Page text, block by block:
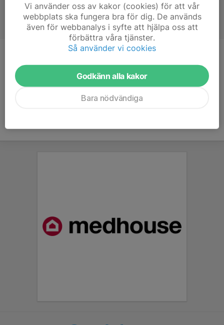
Ålder
49 år
Vi använder oss av kakor (cookies) för att vår
webbplats ska fungera bra för dig. De används
även för webbanalys i syfte att hjälpa oss att
förbättra våra tjänster.
Så använder vi cookies
Godkänn alla kakor
Bara nödvändiga